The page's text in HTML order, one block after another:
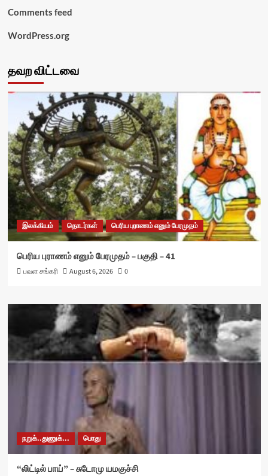
Comments feed
WordPress.org
தவற விட்டவை
இலக்கியம் தொடர்கள் பெரிய புராணம் எனும் பேரமுதம்
பெரிய புராணம் எனும் பேரமுதம் – பகுதி – 41
பவள சங்கரி August 6, 2026 0
நறுக்..துணுக்... பொது
“லிட்டில் பாய்” – சுடோமு யமகுச்சி